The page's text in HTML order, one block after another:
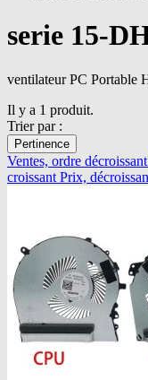
serie 15-
ventilateur PC Portable
Il y a 1 produit.
Trier par :
Pertinence
Ventes, ordre décroissant
croissant Prix,